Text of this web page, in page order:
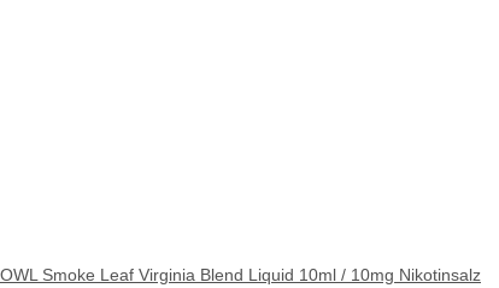
OWL Smoke Leaf Virginia Blend Liquid 10ml / 10mg Nikotinsalz